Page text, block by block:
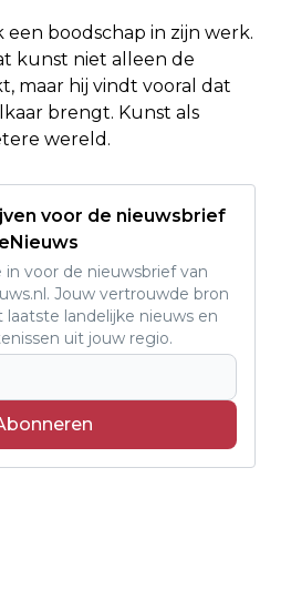
een boodschap in zijn werk.
kunst niet alleen de
maar hij vindt vooral dat
brengt. Kunst als
wereld.
voor de nieuwsbrief
in voor de nieuwsbrief van
Jouw vertrouwde bron
laatste landelijke nieuws en
uit jouw regio.